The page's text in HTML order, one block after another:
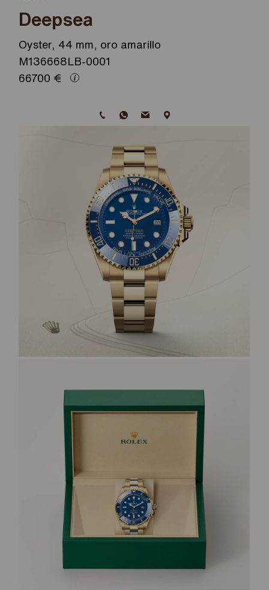
Deepsea
Oyster, 44 mm, oro amarillo
M136668LB-0001
66700 €